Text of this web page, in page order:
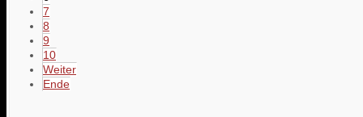
7
8
9
10
Weiter
Ende